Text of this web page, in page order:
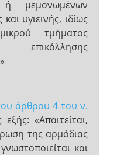
μεμονωμένων
υγιεινής, ιδίως
τμήματος
επικόλλησης
άρθρου 4 του ν.
«Απαιτείται,
της αρμόδιας
και